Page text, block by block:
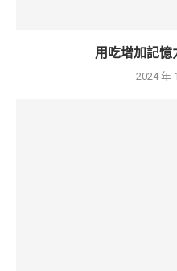
用吃增加記憶
2024 年